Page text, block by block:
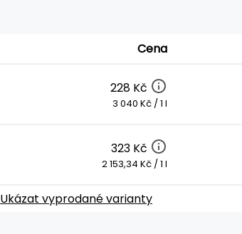
Cena
228 Kč
3 040 Kč / 1 l
323 Kč
2 153,34 Kč / 1 l
Ukázat vyprodané varianty